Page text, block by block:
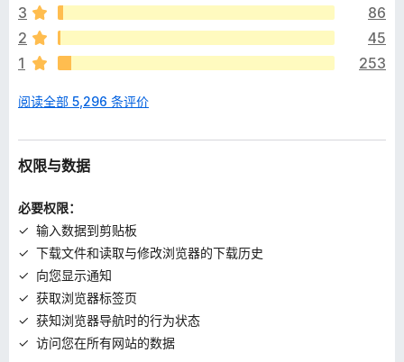
评
分
3
86
2
45
1
253
阅读全部 5,296 条评价
权限与数据
必要权限：
输入数据到剪贴板
下载文件和读取与修改浏览器的下载历史
向您显示通知
获取浏览器标签页
获知浏览器导航时的行为状态
访问您在所有网站的数据